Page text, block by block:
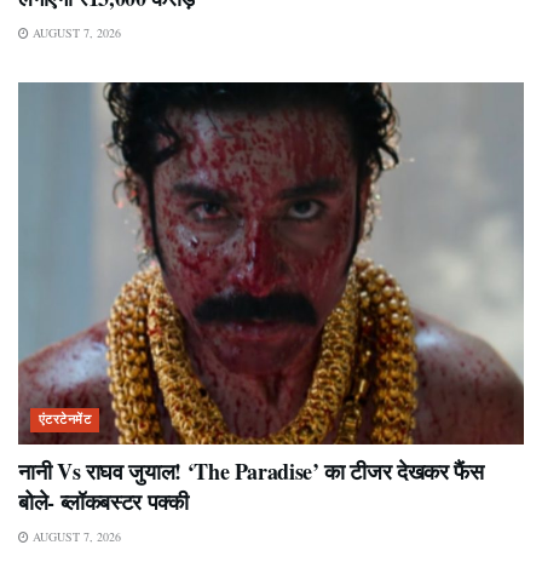
AUGUST 7, 2026
एंटरटेनमेंट
नानी Vs राघव जुयाल! ‘The Paradise’ का टीजर देखकर फैंस
बोले- ब्लॉकबस्टर पक्की
AUGUST 7, 2026